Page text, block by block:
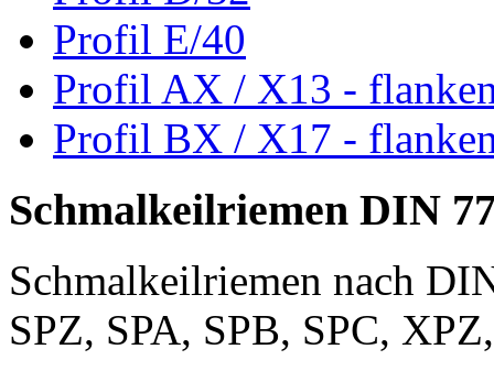
Profil E/40
Profil AX / X13 -
Profil BX / X17 -
Schmalkeilriemen DIN
Schmalkeilriemen nach
SPZ, SPA, SPB, SPC,